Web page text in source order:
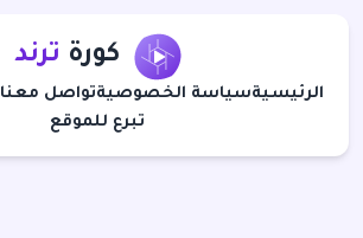
كورة ترند
الرئيسيةسياسة الخصوصيةتواصل معنا
تبرع للموقع